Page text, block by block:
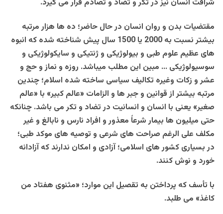
شرافت انسان نیز در تکر و تضاد و تصادم قرار می گیرد.
مقتضیات بدن و روان انسان در حال حاضر؛ ده ها هزار مرتبه
بیشتر نسبت به 2000 یا 1500 سال پیش شناخته شده که انبوه
های عظیم علوم طبی و بیولوژیکی و ژنتیکی و سایکولوژیکی و
سوسیولوژیکی … مبین این مطلب میباشد. روزه و نماز و حج و
عشر و زکات وغیره تکالیف سیاسی ساخته شده اسلام؛ چندین
مرتبه بیشتر از قوانین و جبر ها و الزامات «عالم کبیر» با «عالم
صغیر» یعنی با انسان و انسانیت در تضاد و تکر می باشد. چنانکه
حتی میلیون ها بیمار شرعاً معذور و افراد نارس و نابالغ و غیر
مکلف علی الرغم صراحت های شرعی و توصیه های موکد طبی؛
در بسیاری کشور های اسلامی؛ آزادی و امکان ندارند که آزادانه
خورد و نوش کنند.
با تأسف که پرداختن به تقصیل این موارد؛ «مثنوی هفتاد من
کاغذ» می طلبد.